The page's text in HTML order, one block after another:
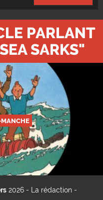
PARLANT
SARKS"
2026 - La rédaction -